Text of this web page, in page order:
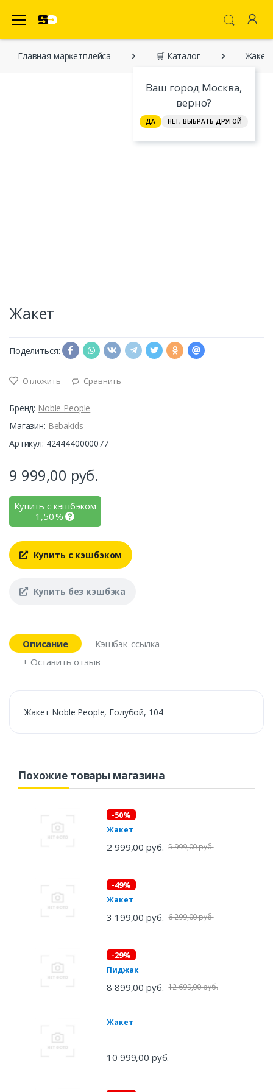
Ваш город Москва,
верно?
ДА НЕТ, ВЫБРАТЬ ДРУГОЙ
Главная марĸетплейса 🛒 Каталог Жакет
Жакет
Поделиться:
Отложить Сравнить
Бренд: Noble People
Магазин: Bebakids
Артикул: 4244440000077
9 999,00 руб.
Купить с кэшбэком
1,50%
Купить с кэшбэком
Купить без кэшбэка
Описание
Кэшбэк-ссылка
+ Оставить отзыв
Жакет Noble People, Голубой, 104
Похожие товары магазина
-50%
Жакет
2 999,00 руб. 5 999,00 руб.
-49%
Жакет
3 199,00 руб. 6 299,00 руб.
-29%
Пиджак
8 899,00 руб. 12 699,00 руб.
Жакет
10 999,00 руб.